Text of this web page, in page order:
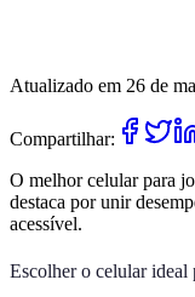
Atualizado em 26 de
Compartilhar:
O melhor celular para
destaca por unir
acessível.
Escolher o celular ideal